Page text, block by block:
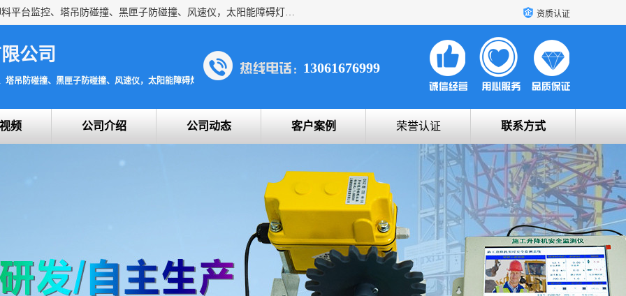
上海宇叶电子科技有限公司是吊钩视频监控、升降机监控、卸料平台监控、塔吊防碰撞、黑匣子防碰撞、风速仪，太阳能障碍灯安全提示灯等一系列升降机的常用配件产品专业研发生产加工的公司，拥有完整、科学的质量管理体系。 资质认证
公司
吊防碰撞、黑匣子防碰撞、风速仪，太阳能障碍灯安全提示灯
13061676999
频 公司介绍 公司动态 客户案例 荣誉认证 联系方式